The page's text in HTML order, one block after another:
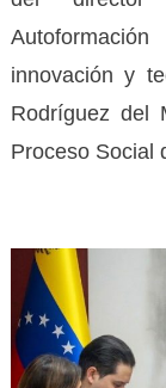
innovación y
Rodríguez del
Proceso Social